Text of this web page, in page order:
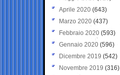
Aprile 2020 (643)
Marzo 2020 (437)
Febbraio 2020 (593)
Gennaio 2020 (596)
Dicembre 2019 (542)
Novembre 2019 (316)